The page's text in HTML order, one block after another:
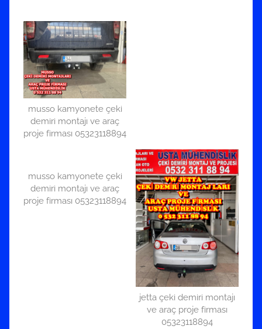
musso kamyonete çeki
demiri montajı ve araç
proje firması 05323118894
musso kamyonete çeki
demiri montajı ve araç
proje firması 05323118894
jetta çeki demiri montajı
ve araç proje firması
05323118894